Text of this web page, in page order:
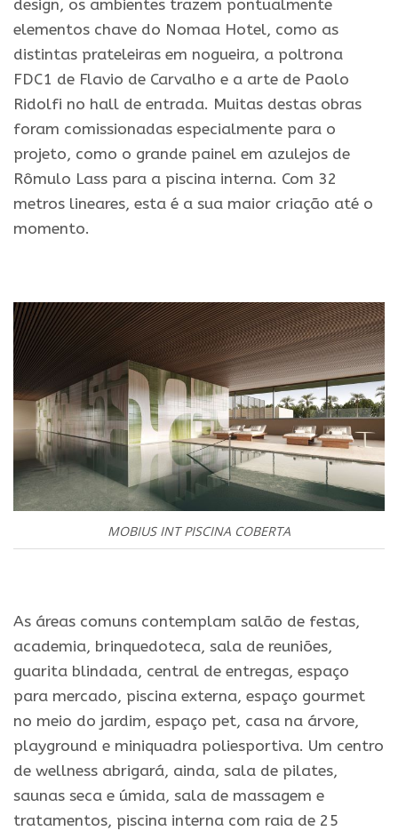
design, os ambientes trazem pontualmente
elementos chave do Nomaa Hotel, como as
distintas prateleiras em nogueira, a poltrona
FDC1 de Flavio de Carvalho e a arte de Paolo
Ridolfi no hall de entrada. Muitas destas obras
foram comissionadas especialmente para o
projeto, como o grande painel em azulejos de
Rômulo Lass para a piscina interna. Com 32
metros lineares, esta é a sua maior criação até o
momento.
MOBIUS INT PISCINA COBERTA
As áreas comuns contemplam salão de festas,
academia, brinquedoteca, sala de reuniões,
guarita blindada, central de entregas, espaço
para mercado, piscina externa, espaço gourmet
no meio do jardim, espaço pet, casa na árvore,
playground e miniquadra poliesportiva. Um centro
de wellness abrigará, ainda, sala de pilates,
saunas seca e úmida, sala de massagem e
tratamentos, piscina interna com raia de 25